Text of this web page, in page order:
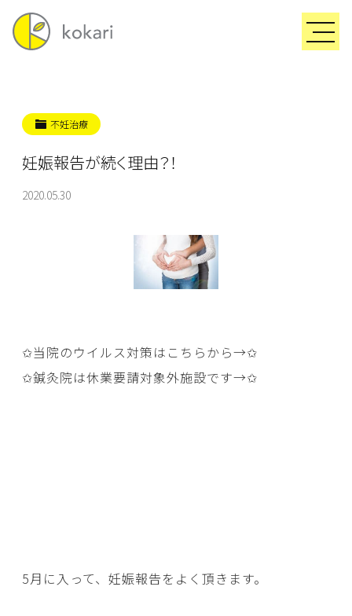
不妊治療
妊娠報告が続く理由？！
2020.05.30
✩当院のウイルス対策はこちらから→✩
✩鍼灸院は休業要請対象外施設です→✩
5月に入って、妊娠報告をよく頂きます。